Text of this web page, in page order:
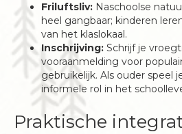
Friluftsliv: Naschoolse
heel gangbaar; kinderen
van het klaslokaal.
Inschrijving: Schrijf je
vooraanmelding voor
gebruikelijk. Als ouder speel
informele rol in het
Praktische